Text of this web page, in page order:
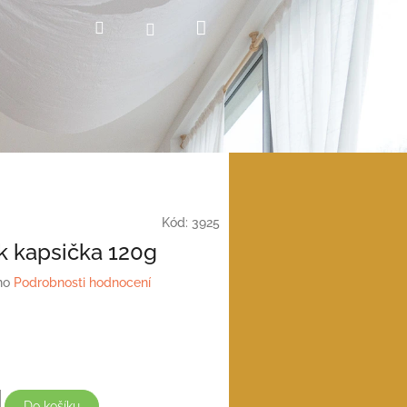
Hledat PřihlášeníNákupní
košík
Kód: 3925
kapsička 120g
Podrobnosti hodnocení